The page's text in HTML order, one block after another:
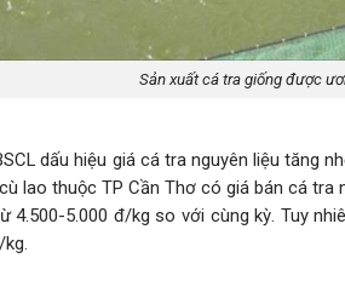
Sản xuất cá tra giống được
dấu hiệu giá cá tra nguyên liệu tăng
lao thuộc TP Cần Thơ có giá bán cá
4.500-5.000 đ/kg so với cùng kỳ. Tuy